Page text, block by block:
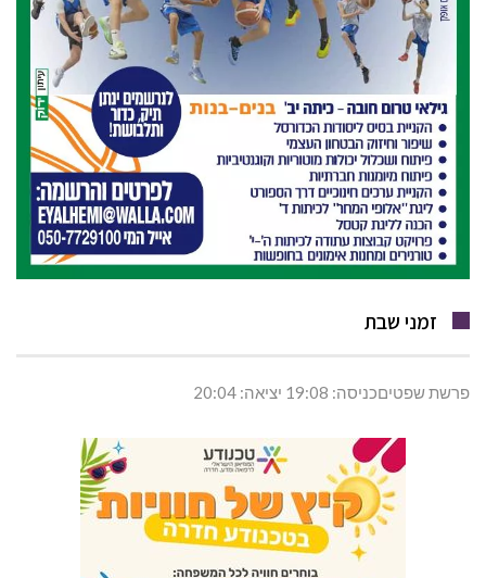
זמני שבת
פרשת שפטיםכניסה: 19:08 יציאה: 20:04